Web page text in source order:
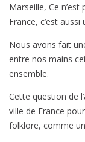
Marseille, Ce n’est
France, c’est
Nous avons fait
entre nos mains
ensemble.
Cette question de
ville de France
folklore, comme